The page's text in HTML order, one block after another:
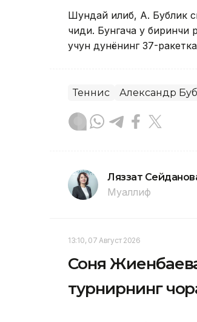
Шундай қилиб, А. Бублик
чиқди. Бунгача у
учун дунёнинг 37-
Теннис Александр
Ляззат
Муаллиф
13:10, 07 Август 2026
Соня
турнирнинг